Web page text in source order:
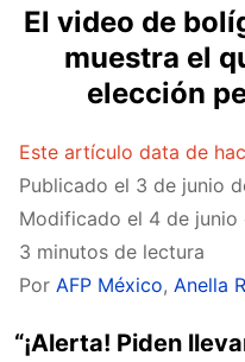
El video de
muestra el
elección
Este artículo data de
Publicado el 3 de junio
Modificado el 4 de junio
3 minutos de lectura
Por AFP México, Anella
“¡Alerta! Piden